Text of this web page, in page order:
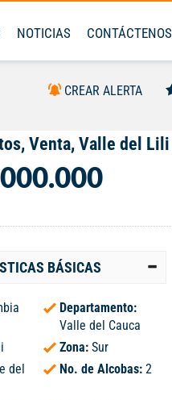
NOTICIAS CONTÁCTENOS
CREAR ALERTA
Venta, Valle del Lili
BÁSICAS
Departamento:
Valle del Cauca
Zona: Sur
del
No. de Alcobas: 2